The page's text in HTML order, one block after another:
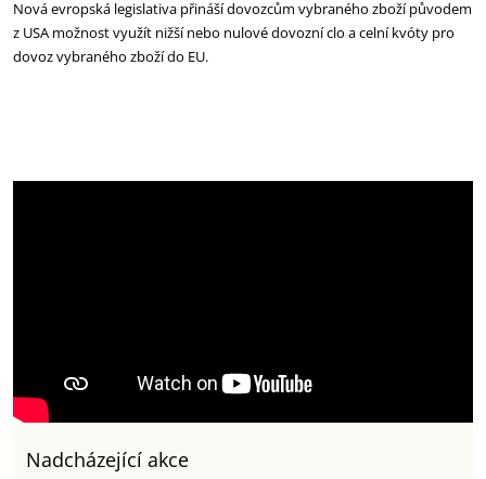
Nová evropská legislativa přináší dovozcům vybraného zboží původem
z USA možnost využít nižší nebo nulové dovozní clo a celní kvóty pro
dovoz vybraného zboží do EU.
Nadcházející akce